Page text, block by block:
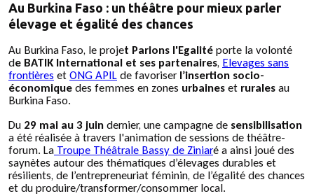
Au Burkina Faso : un théâtre pour mieux parler
élevage et égalité des chances
Au Burkina Faso, le projet Parions l'Egalitéporte la volonté
de BATIK International et ses partenaires, Elevages sans
frontièresetONG APILde favoriser l’insertion socio-
économiquedes femmes en zones urbaineset ruralesau
Burkina Faso.
Du 29 mai au 3 juindernier, une campagne de sensibilisation
a été réalisée à travers l'animation de sessions de théâtre-
forum. La Troupe Théâtrale Bassy de Ziniaré a ainsi joué des
saynètes autour des thématiques d’élevages durables et
résilients, de l’entrepreneuriat féminin, de l’égalité des chances
et du produire/transformer/consommer local.